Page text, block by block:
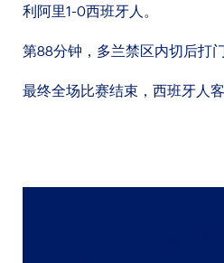
利阿里1-0西班牙人。
第88分钟，多兰禁区内切后打门
最终全场比赛结束，西班牙人客